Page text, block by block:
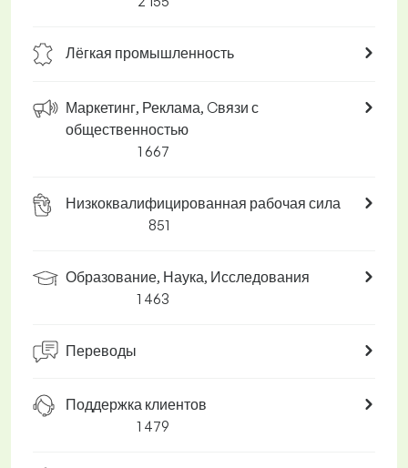
Лёгкая промышленность
Маркетинг, Реклама, Cвязи с
общественностью
1 667
Низкоквалифицированная рабочая сила
851
Образование, Наука, Исследования
1 463
Переводы
Поддержка клиентов
1 479